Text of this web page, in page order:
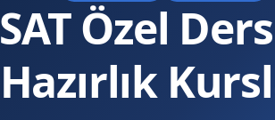
SAT Özel
Hazırlık